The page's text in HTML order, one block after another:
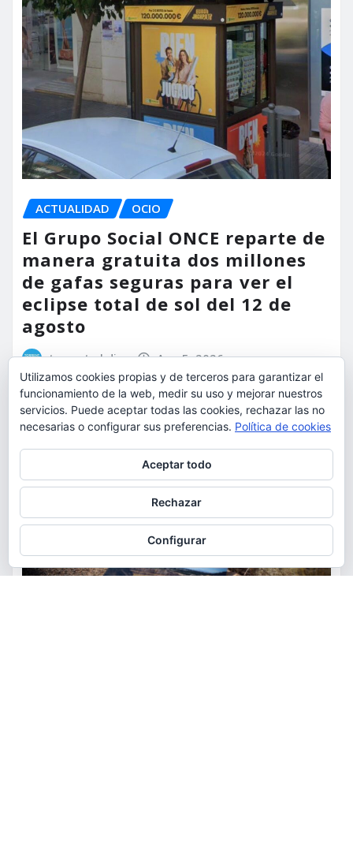
ACTUALIDAD OCIO
El Grupo Social ONCE reparte de
manera gratuita dos millones
de gafas seguras para ver el
eclipse total de sol del 12 de
agosto
torrent al dia Ago 5, 2026
Utilizamos cookies propias y de terceros para garantizar el
funcionamiento de la web, medir su uso y mejorar nuestros
servicios. Puede aceptar todas las cookies, rechazar las no
necesarias o configurar sus preferencias. Política de cookies
Aceptar todo
Rechazar
Configurar
Para obtener más información, incluido cómo gestionar las cookies,